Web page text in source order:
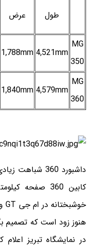
طول عرض
MG
350
4,521mm
1,788mm
MG
360
4,579mm
1,840mm
کابین 360
هنوز زود است که تصمیم
در نمایشگاه تبریز